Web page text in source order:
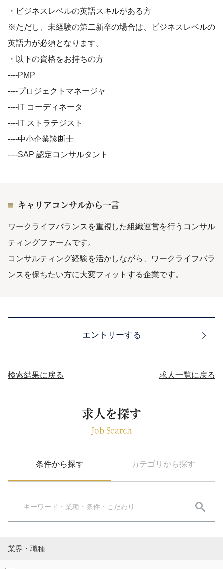
・ビジネスレベルの英語スキルがある方
※ただし、未経験の第二新卒の場合は、ビジネスレベルの
英語力が必須となります。
・以下の資格をお持ちの方
----PMP
----プロジェクトマネージャ
----IT コーディネータ
----IT ストラテジスト
----中小企業診断士
----SAP 認定コンサルタント
キャリアコンサルから一言
ワークライフバランスを重視した組織運営を行うコンサル
ティングファームです。
コンサルティング経験を活かしながら、ワークライフバラ
ンスを保ちたい方に大変フィットする企業です。
エントリーする
検索結果に戻る 求人一覧に戻る
求人を探す
Job Search
条件から探す カテゴリから探す
業界・職種